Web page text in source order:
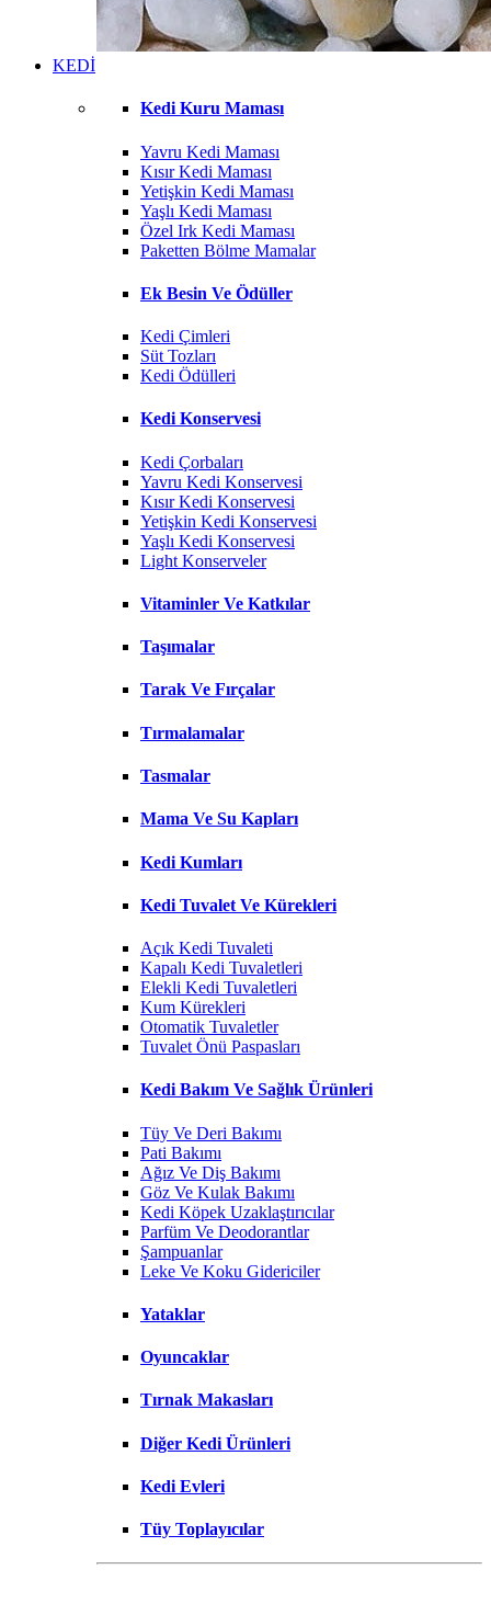
KEDİ
Kedi Kuru Maması
Yavru Kedi Maması
Kısır Kedi Maması
Yetişkin Kedi Maması
Yaşlı Kedi Maması
Özel Irk Kedi Maması
Paketten Bölme Mamalar
Ek Besin Ve Ödüller
Kedi Çimleri
Süt Tozları
Kedi Ödülleri
Kedi Konservesi
Kedi Çorbaları
Yavru Kedi Konservesi
Kısır Kedi Konservesi
Yetişkin Kedi Konservesi
Yaşlı Kedi Konservesi
Light Konserveler
Vitaminler Ve Katkılar
Taşımalar
Tarak Ve Fırçalar
Tırmalamalar
Tasmalar
Mama Ve Su Kapları
Kedi Kumları
Kedi Tuvalet Ve Kürekleri
Açık Kedi Tuvaleti
Kapalı Kedi Tuvaletleri
Elekli Kedi Tuvaletleri
Kum Kürekleri
Otomatik Tuvaletler
Tuvalet Önü Paspasları
Kedi Bakım Ve Sağlık Ürünleri
Tüy Ve Deri Bakımı
Pati Bakımı
Ağız Ve Diş Bakımı
Göz Ve Kulak Bakımı
Kedi Köpek Uzaklaştırıcılar
Parfüm Ve Deodorantlar
Şampuanlar
Leke Ve Koku Gidericiler
Yataklar
Oyuncaklar
Tırnak Makasları
Diğer Kedi Ürünleri
Kedi Evleri
Tüy Toplayıcılar